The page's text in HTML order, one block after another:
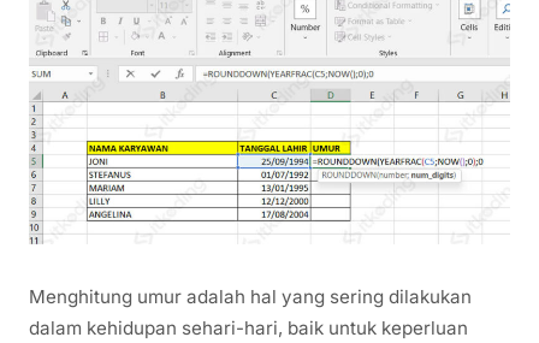
Menghitung umur adalah hal yang sering dilakukan
dalam kehidupan sehari-hari, baik untuk keperluan